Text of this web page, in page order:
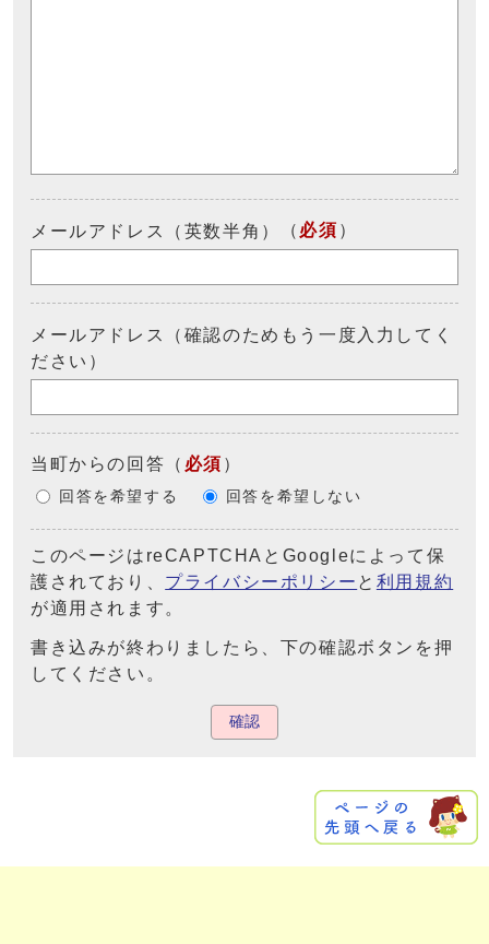
メールアドレス（英数半角） （ 必須 ）
メールアドレス（確認のためもう一度入力してく
ださい）
当町からの回答 （ 必須 ）
回答を希望する 回答を希望しない
このページはreCAPTCHAとGoogleによって保
護されており、 プライバシーポリシー と 利用規約
が適用されます。
書き込みが終わりましたら、下の確認ボタンを押
してください。
確認